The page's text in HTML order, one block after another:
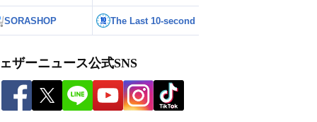
SORASHOP The Last 10-second
ザーニュース公式SNS